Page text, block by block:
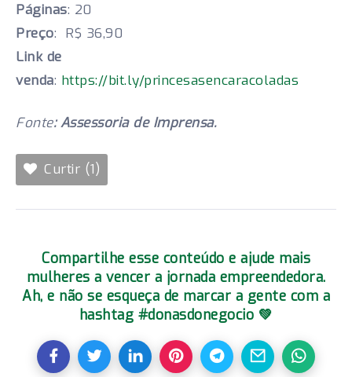
Páginas: 20
Preço: R$ 36,90
Link de
venda: https://bit.ly/princesasencaracoladas
Fonte: Assessoria de Imprensa.
Curtir (1)
Compartilhe esse conteúdo e ajude mais
mulheres a vencer a jornada empreendedora.
Ah, e não se esqueça de marcar a gente com a
hashtag #donasdonegocio 💚